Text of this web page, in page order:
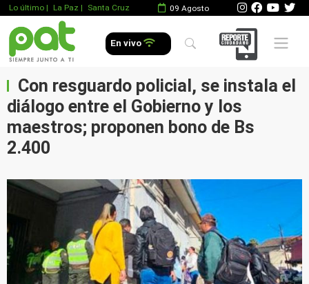
Lo último | La Paz | Santa Cruz 09 Agosto
En vivo Mobile
Con resguardo policial, se instala el
diálogo entre el Gobierno y los
maestros; proponen bono de Bs
2.400